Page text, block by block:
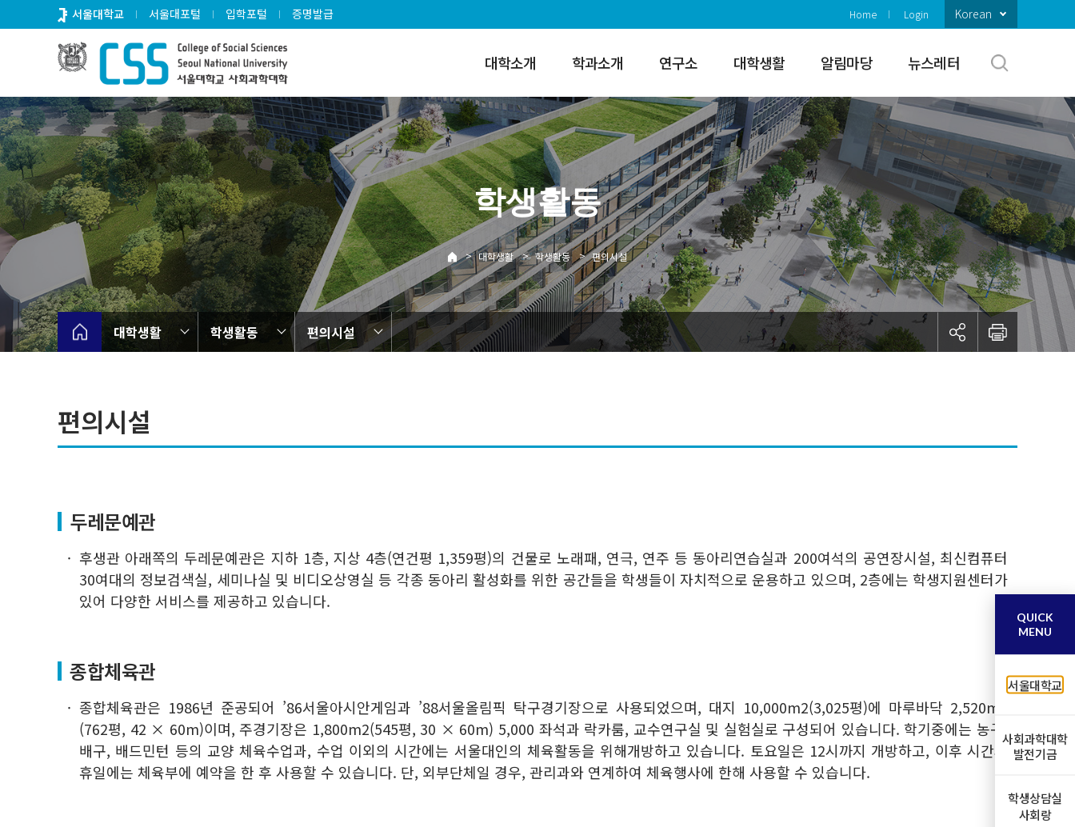
로
뉴
서울대학교 서울대포털 입학포털 증명발급 Home Login Korean
대학소개 학과소개 연구소 대학생활 알림마당 뉴스레터
학생활동
> 대학생활 > 학생활동 > 편의시설
대학생활 학생활동 편의시설
편의시설
두레문예관
후생관 아래쪽의 두레문예관은 지하 1층, 지상 4층(연건평 1,359평)의 건물로 노래패, 연극, 연주 등 동아리연습실과 200여석의 공연장시설, 최신컴퓨터
30여대의 정보검색실, 세미나실 및 비디오상영실 등 각종 동아리 활성화를 위한 공간들을 학생들이 자치적으로 운용하고 있으며, 2층에는 학생지원센터가
있어 다양한 서비스를 제공하고 있습니다.
종합체육관
종합체육관은 1986년 준공되어 ’86서울아시안게임과 ’88서울올림픽 탁구경기장으로 사용되었으며, 대지 10,000m2(3,025평)에 마루바닥 2,520m2
(762평, 42 × 60m)이며, 주경기장은 1,800m2(545평, 30 × 60m) 5,000 좌석과 락카룸, 교수연구실 및 실험실로 구성되어 있습니다. 학기중에는 농구,
배구, 배드민턴 등의 교양 체육수업과, 수업 이외의 시간에는 서울대인의 체육활동을 위해개방하고 있습니다. 토요일은 12시까지 개방하고, 이후 시간과
휴일에는 체육부에 예약을 한 후 사용할 수 있습니다. 단, 외부단체일 경우, 관리과와 연계하여 체육행사에 한해 사용할 수 있습니다.
QUICK
MENU
서울대학교
사회과학대학
발전기금
학생상담실
사회랑